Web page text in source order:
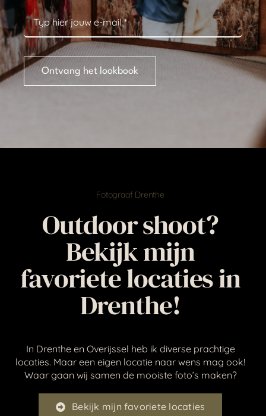
Ontvang het lookbook
Fotograaf Drenthe
Outdoor shoot?
Bekijk mijn
favoriete locaties in
Drenthe!
In Drenthe en Overijssel heb ik diverse prachtige
locaties. Maar een eigen locatie naar wens mag ook!
Waar gaan wij samen de mooiste foto’s maken?
Bekijk mijn favoriete locaties